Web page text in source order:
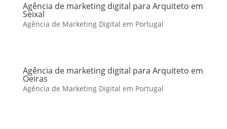
Agência de marketing digital para Arquiteto em
Seixal
Agência de Marketing Digital em Portugal
Agência de marketing digital para Arquiteto em
Oeiras
Agência de Marketing Digital em Portugal